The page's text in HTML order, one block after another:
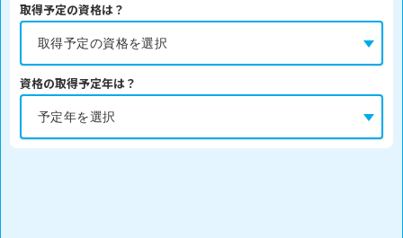
取得予定の資格は？
資格の取得予定年は？